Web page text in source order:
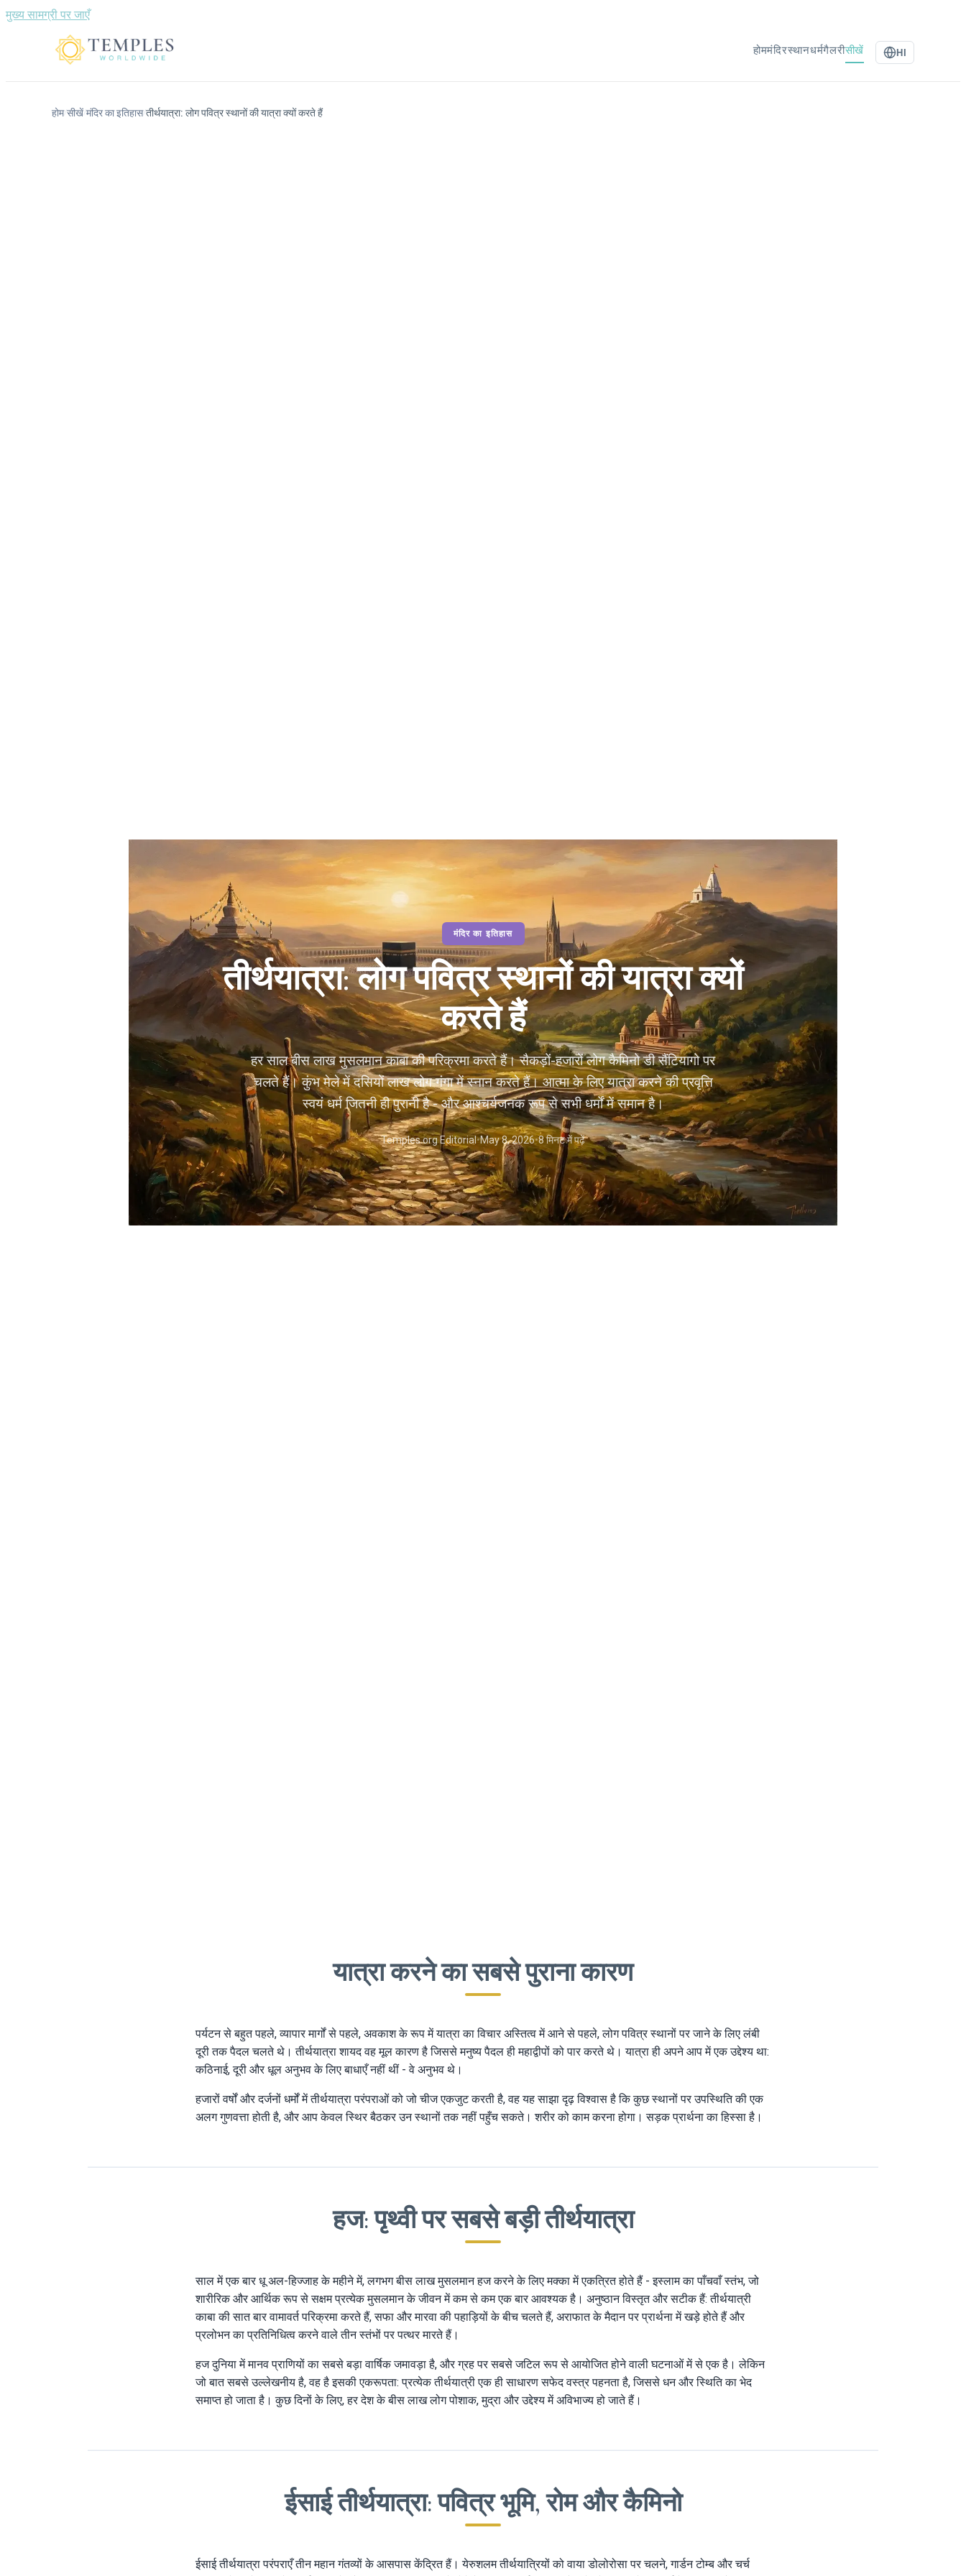
मुख्य सामग्री पर जाएँ
होममंदिरस्थानधर्मगैलरीसीखें HI
होम/सीखें /मंदिर का इतिहास/तीर्थयात्रा: लोग पवित्र स्थानों की यात्रा क्यों करते हैं
मंदिर का इतिहास
तीर्थयात्रा: लोग पवित्र स्थानों की यात्रा क्यों
करते हैं
हर साल बीस लाख मुसलमान काबा की परिक्रमा करते हैं। सैकड़ों-हजारों लोग कैमिनो डी सैंटियागो पर
चलते हैं। कुंभ मेले में दसियों लाख लोग गंगा में स्नान करते हैं। आत्मा के लिए यात्रा करने की प्रवृत्ति
स्वयं धर्म जितनी ही पुरानी है - और आश्चर्यजनक रूप से सभी धर्मों में समान है।
Temples.org Editorial•May 8, 2026•8 मिनट में पढ़ें
यात्रा करने का सबसे पुराना कारण
पर्यटन से बहुत पहले, व्यापार मार्गों से पहले, अवकाश के रूप में यात्रा का विचार अस्तित्व में आने से पहले, लोग पवित्र स्थानों पर जाने के लिए लंबी
दूरी तक पैदल चलते थे। तीर्थयात्रा शायद वह मूल कारण है जिससे मनुष्य पैदल ही महाद्वीपों को पार करते थे। यात्रा ही अपने आप में एक उद्देश्य था:
कठिनाई, दूरी और धूल अनुभव के लिए बाधाएँ नहीं थीं - वे अनुभव थे।
हजारों वर्षों और दर्जनों धर्मों में तीर्थयात्रा परंपराओं को जो चीज एकजुट करती है, वह यह साझा दृढ़ विश्वास है कि कुछ स्थानों पर उपस्थिति की एक
अलग गुणवत्ता होती है, और आप केवल स्थिर बैठकर उन स्थानों तक नहीं पहुँच सकते। शरीर को काम करना होगा। सड़क प्रार्थना का हिस्सा है।
हज: पृथ्वी पर सबसे बड़ी तीर्थयात्रा
साल में एक बार धू अल-हिज्जाह के महीने में, लगभग बीस लाख मुसलमान हज करने के लिए मक्का में एकत्रित होते हैं - इस्लाम का पाँचवाँ स्तंभ, जो
शारीरिक और आर्थिक रूप से सक्षम प्रत्येक मुसलमान के जीवन में कम से कम एक बार आवश्यक है। अनुष्ठान विस्तृत और सटीक हैं: तीर्थयात्री
काबा की सात बार वामावर्त परिक्रमा करते हैं, सफा और मारवा की पहाड़ियों के बीच चलते हैं, अराफात के मैदान पर प्रार्थना में खड़े होते हैं और
प्रलोभन का प्रतिनिधित्व करने वाले तीन स्तंभों पर पत्थर मारते हैं।
हज दुनिया में मानव प्राणियों का सबसे बड़ा वार्षिक जमावड़ा है, और ग्रह पर सबसे जटिल रूप से आयोजित होने वाली घटनाओं में से एक है। लेकिन
जो बात सबसे उल्लेखनीय है, वह है इसकी एकरूपता: प्रत्येक तीर्थयात्री एक ही साधारण सफेद वस्त्र पहनता है, जिससे धन और स्थिति का भेद
समाप्त हो जाता है। कुछ दिनों के लिए, हर देश के बीस लाख लोग पोशाक, मुद्रा और उद्देश्य में अविभाज्य हो जाते हैं।
ईसाई तीर्थयात्रा: पवित्र भूमि, रोम और कैमिनो
ईसाई तीर्थयात्रा परंपराएँ तीन महान गंतव्यों के आसपास केंद्रित हैं। येरुशलम तीर्थयात्रियों को वाया डोलोरोसा पर चलने, गार्डन टोम्ब और चर्च